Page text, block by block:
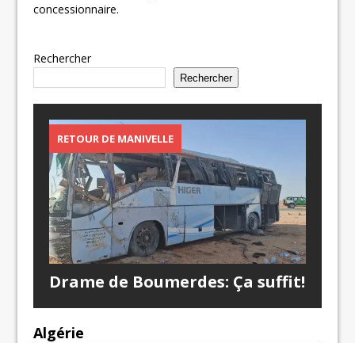
concessionnaire.
Rechercher
Rechercher
RETOUR DE MANIVELLE
Drame de Boumerdes: Ça suffit!
Algérie